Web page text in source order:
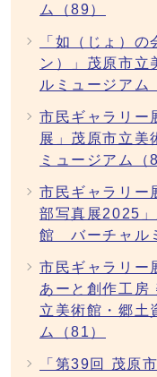
ム（89）
「如（じょ）
ン）」茂原市
ルミュージアム
市民ギャラリー
展」茂原市立
ミュージアム（
市民ギャラリー
部写真展2025
館 バーチャル
市民ギャラリ
あーと創作工房
立美術館・郷
ム（81）
「第39回 茂原